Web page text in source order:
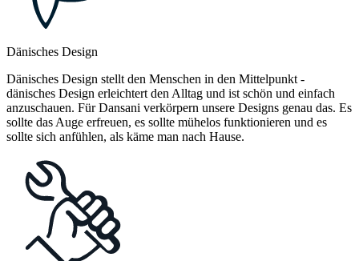
Dänisches Design
Dänisches Design stellt den Menschen in den Mittelpunkt -
dänisches Design erleichtert den Alltag und ist schön und einfach
anzuschauen. Für Dansani verkörpern unsere Designs genau das. Es
sollte das Auge erfreuen, es sollte mühelos funktionieren und es
sollte sich anfühlen, als käme man nach Hause.